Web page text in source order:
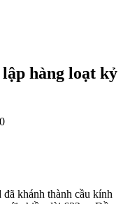
hàng loạt kỷ
0
khánh thành cầu kính